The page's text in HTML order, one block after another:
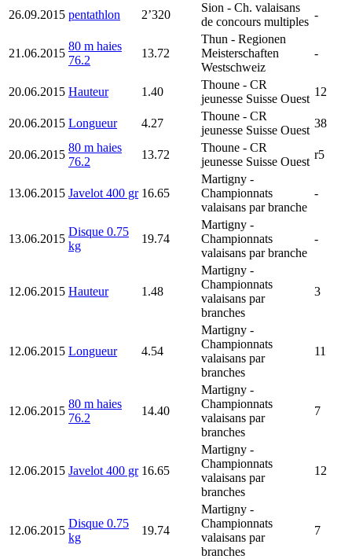
26.09.2015 pentathlon 2’320
Sion - Ch. valaisans
de concours multiples
-
21.06.2015
80 m haies
76.2
13.72
Thun - Regionen
Meisterschaften
Westschweiz
-
20.06.2015 Hauteur 1.40
Thoune - CR
jeunesse Suisse Ouest
12
20.06.2015 Longueur 4.27
Thoune - CR
jeunesse Suisse Ouest
38
20.06.2015
80 m haies
76.2
13.72
Thoune - CR
jeunesse Suisse Ouest
r5
13.06.2015 Javelot 400 gr 16.65
Martigny -
Championnats
valaisans par branche
-
13.06.2015
Disque 0.75
kg
19.74
Martigny -
Championnats
valaisans par branche
-
12.06.2015 Hauteur 1.48
Martigny -
Championnats
valaisans par
branches
3
12.06.2015 Longueur 4.54
Martigny -
Championnats
valaisans par
branches
11
12.06.2015
80 m haies
76.2
14.40
Martigny -
Championnats
valaisans par
branches
7
12.06.2015 Javelot 400 gr 16.65
Martigny -
Championnats
valaisans par
branches
12
12.06.2015
Disque 0.75
kg
19.74
Martigny -
Championnats
valaisans par
branches
7